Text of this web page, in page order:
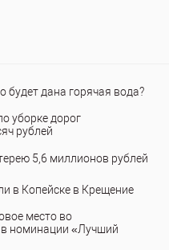
будет дана горячая вода?
уборке дорог
рублей
5,6 миллионов рублей
в Копейске в Крещение
место во
в номинации «Лучший